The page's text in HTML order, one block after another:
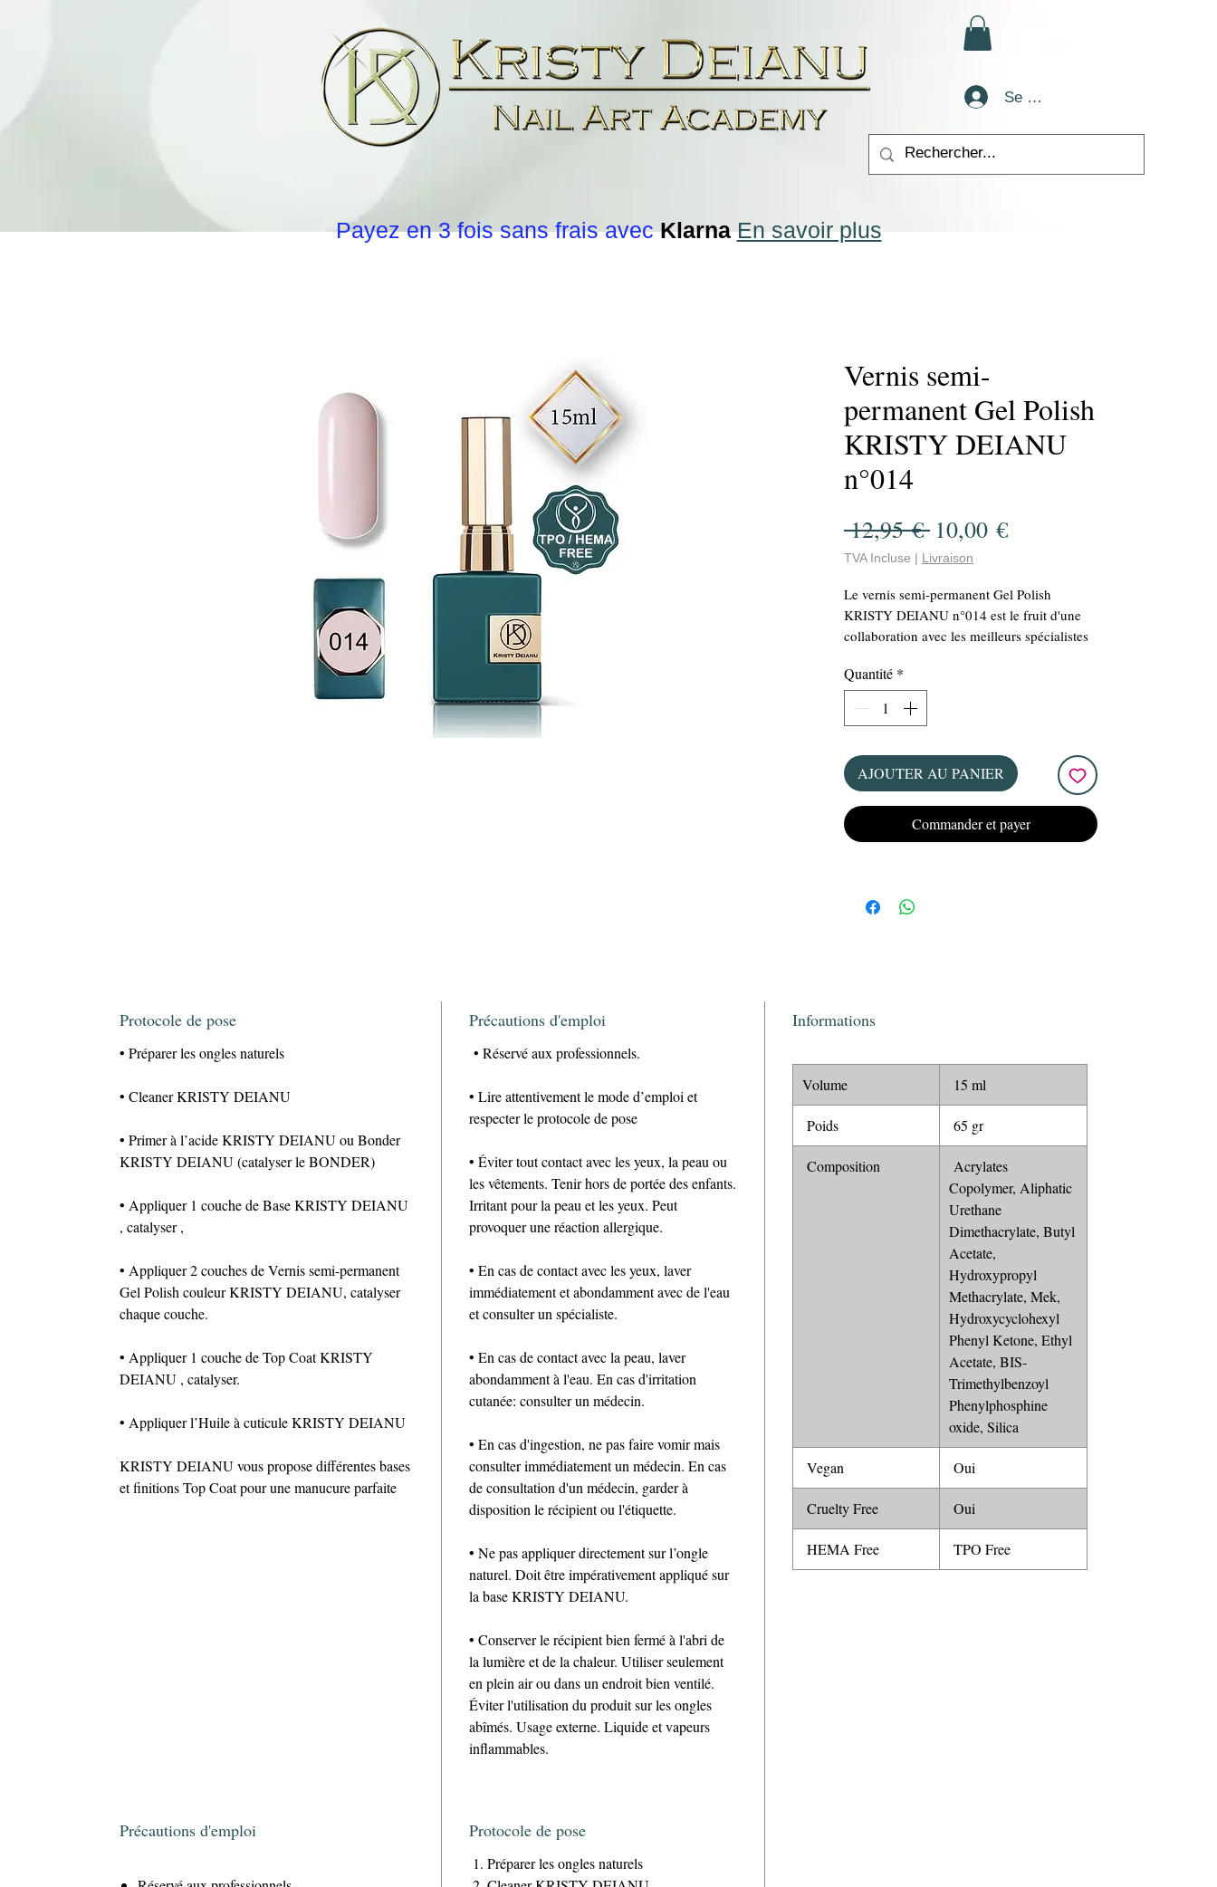
Se connecter
Vernis semi-
permanent Gel Polish
KRISTY DEIANU
n°014
12,95 € Prix
original
10,00 €Prix
TVA Incluse | Livraison
Le vernis semi-permanent Gel Polish
KRISTY DEIANU n°014 est le fruit d'une
collaboration avec les meilleurs spécialistes
vegan et offre une manucure parfaite grâce à
sa grande capacité de couvrance et sa
facilité d'application. Avec une bouteille de
imbattable!!! De plus, sa tenue longue durée
de plusieurs semaines vous assure une
manucure impeccable pour un bon moment.
Offrez à vos ongles un look impeccable et
durable avec le vernis semi-permanent Gel
Quantité *
AJOUTER AU PANIER
Commander et payer
Protocole de pose
• Préparer les ongles naturels
• Cleaner KRISTY DEIANU
• Primer à l’acide KRISTY DEIANU ou Bonder
KRISTY DEIANU (catalyser le BONDER)
• Appliquer 1 couche de Base KRISTY DEIANU
, catalyser ,
• Appliquer 2 couches de Vernis semi-permanent
Gel Polish couleur KRISTY DEIANU, catalyser
chaque couche.
• Appliquer 1 couche de Top Coat KRISTY
DEIANU , catalyser.
• Appliquer l’Huile à cuticule KRISTY DEIANU
KRISTY DEIANU vous propose différentes bases
et finitions Top Coat pour une manucure parfaite
Précautions d'emploi
• Réservé aux professionnels.
• Lire attentivement le mode d’emploi et
respecter le protocole de pose
• Éviter tout contact avec les yeux, la peau ou
les vêtements. Tenir hors de portée des enfants.
Irritant pour la peau et les yeux. Peut
provoquer une réaction allergique.
• En cas de contact avec les yeux, laver
immédiatement et abondamment avec de l'eau
et consulter un spécialiste.
• En cas de contact avec la peau, laver
abondamment à l'eau. En cas d'irritation
cutanée: consulter un médecin.
• En cas d'ingestion, ne pas faire vomir mais
consulter immédiatement un médecin. En cas
de consultation d'un médecin, garder à
disposition le récipient ou l'étiquette.
• Ne pas appliquer directement sur l’ongle
naturel. Doit être impérativement appliqué sur
la base KRISTY DEIANU.
• Conserver le récipient bien fermé à l'abri de
la lumière et de la chaleur. Utiliser seulement
en plein air ou dans un endroit bien ventilé.
Éviter l'utilisation du produit sur les ongles
abîmés. Usage externe. Liquide et vapeurs
inflammables.
Informations
Volume 15 ml
Poids 65 gr
Composition
Acrylates
Copolymer, Aliphatic
Urethane
Dimethacrylate, Butyl
Acetate,
Hydroxypropyl
Methacrylate, Mek,
Hydroxycyclohexyl
Phenyl Ketone, Ethyl
Acetate, BIS-
Trimethylbenzoyl
Phenylphosphine
oxide, Silica
Vegan Oui
Cruelty Free Oui
HEMA Free TPO Free
Précautions d'emploi Protocole de pose
Préparer les ongles naturels
Payez en 3 fois sans frais avecKlarna En savoir plus